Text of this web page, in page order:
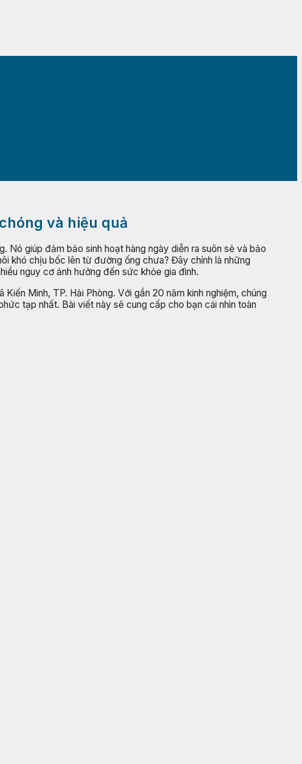
và hiệu quả
Nó giúp đảm bảo sinh hoạt hàng ngày diễn ra suôn sẻ và bảo
khó chịu bốc lên từ đường ống chưa? Đây chính là những
nguy cơ ảnh hưởng đến sức khỏe gia đình.
Minh, TP. Hải Phòng. Với gần 20 năm kinh nghiệm, chúng
tạp nhất. Bài viết này sẽ cung cấp cho bạn cái nhìn toàn